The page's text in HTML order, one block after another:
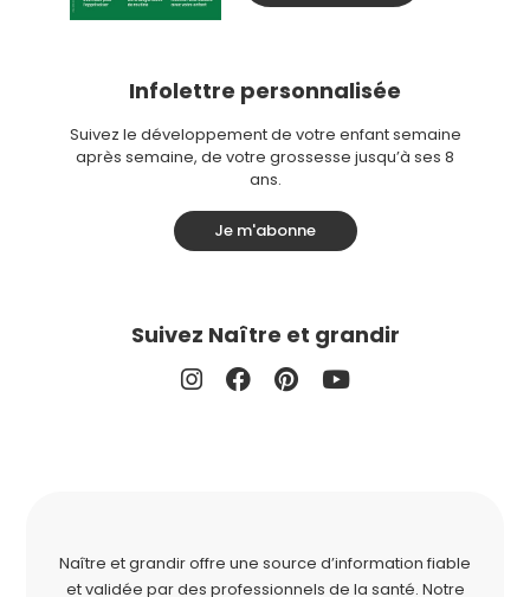
Infolettre personnalisée
Suivez le développement de votre enfant semaine
après semaine, de votre grossesse jusqu’à ses 8
ans.
Je m'abonne
Suivez Naître et grandir
Naître et grandir offre une source d’information fiable
et validée par des professionnels de la santé. Notre